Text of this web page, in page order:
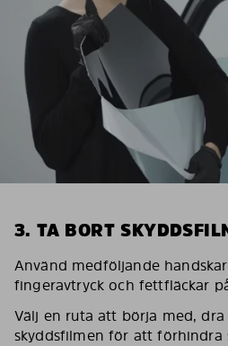
3. TA BORT
Använd medföljande
fingeravtryck och fettfläckar
Välj en ruta att börja med, dra
skyddsfilmen för att förhindra